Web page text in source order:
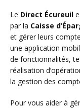
Le Direct Écureuil
par la Caisse
et gérer leurs
une application
de fonctionnalités,
réalisation
la gestion des
Pour vous aider à